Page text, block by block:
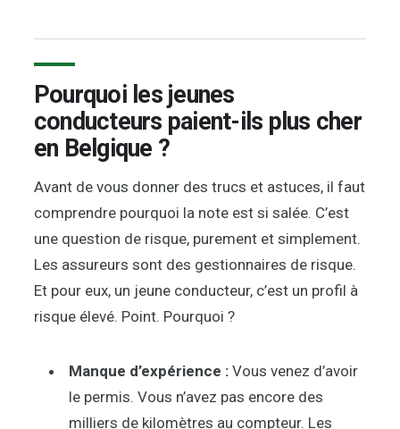
Pourquoi les jeunes
conducteurs paient-ils plus cher
en Belgique ?
Avant de vous donner des trucs et astuces, il faut
comprendre pourquoi la note est si salée. C’est
une question de risque, purement et simplement.
Les assureurs sont des gestionnaires de risque.
Et pour eux, un jeune conducteur, c’est un profil à
risque élevé. Point. Pourquoi ?
Manque d’expérience : Vous venez d’avoir
le permis. Vous n’avez pas encore des
milliers de kilomètres au compteur. Les